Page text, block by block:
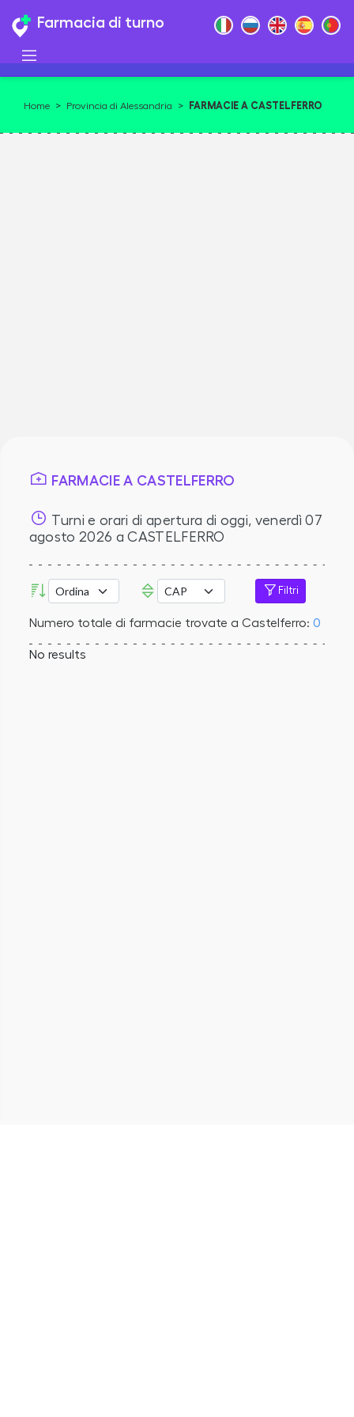
Farmacia di turno
Home > Provincia di Alessandria > FARMACIE A CASTELFERRO
FARMACIE A CASTELFERRO
Turni e orari di apertura di oggi, venerdì 07
agosto 2026 a CASTELFERRO
Filtri
Numero totale di farmacie trovate a Castelferro: 0
No results